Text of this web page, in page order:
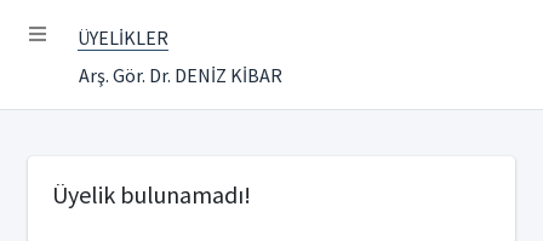
ÜYELİKLER
Arş. Gör. Dr. DENİZ KİBAR
Üyelik bulunamadı!